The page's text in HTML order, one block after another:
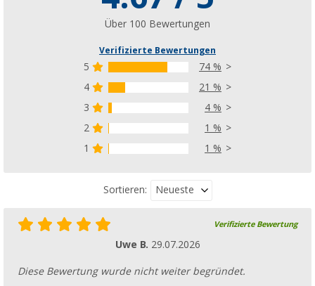
(56)
CHF 64,95 UVPCHF 74,99
Über 100 Bewertungen
Verifizierte Bewertungen
5
74 %
4
21 %
3
4 %
2
1 %
1
1 %
Sortieren: Neueste
Verifizierte Bewertung
Uwe B. 29.07.2026
Diese Bewertung wurde nicht weiter begründet.